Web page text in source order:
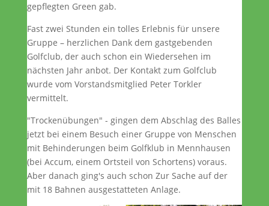
gepflegten Green gab.
Fast zwei Stunden ein tolles Erlebnis für unsere
Gruppe – herzlichen Dank dem gastgebenden
Golfclub, der auch schon ein Wiedersehen im
nächsten Jahr anbot. Der Kontakt zum Golfclub
wurde vom Vorstandsmitglied Peter Torkler
vermittelt.
"Trockenübungen" - gingen dem Abschlag des Balles
jetzt bei einem Besuch einer Gruppe von Menschen
mit Behinderungen beim Golfklub in Mennhausen
(bei Accum, einem Ortsteil von Schortens) voraus.
Aber danach ging's auch schon Zur Sache auf der
mit 18 Bahnen ausgestatteten Anlage.